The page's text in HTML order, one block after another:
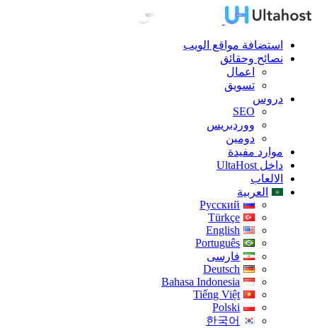
استضافة مواقع الويب
نصائح وحقائق
اعمال
تسويق
دروس
SEO
ووردبريس
دومين
موارد مفيدة
داخل UltaHost
الالعاب
العربية
Русский
Türkçe
English
Português
فارسی
Deutsch
Bahasa Indonesia
Tiếng Việt
Polski
한국어